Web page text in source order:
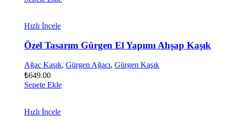
Hızlı İncele
Özel Tasarım Gürgen El Yapımı Ahşap Kaşık
Ağaç Kaşık, Gürgen Ağacı, Gürgen Kaşık
₺649.00
Sepete Ekle
Hızlı İncele